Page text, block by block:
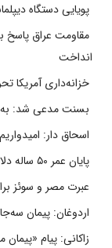
پویایی دستگاه
مقاومت عراق پاسخ
انداخت
خزانه‌داری آمریکا
بسنت مدعی شد: به
اسحاق دار:
پایان عمر ۵۰ ساله دلارهای نفتی به دست ایران
عبرت مصر و سوئز
اردوغان: پیمان
زاکانی: پیام